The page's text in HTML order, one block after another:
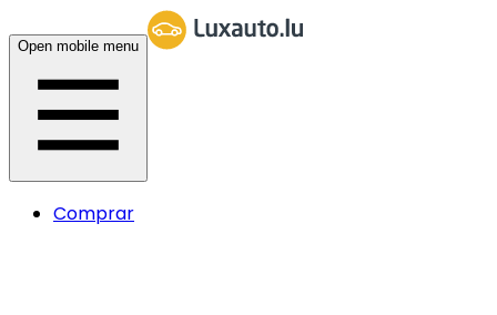
Open mobile menu
Comprar